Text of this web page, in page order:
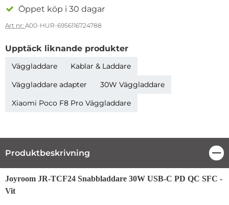
Öppet köp i 30 dagar
Art nr: A00-HUR-6956116724788
Upptäck liknande produkter
Väggladdare
Kablar & Laddare
Väggladdare adapter
30W Väggladdare
Xiaomi Poco F8 Pro Väggladdare
Produktbeskrivning
Produktbeskrivning
Joyroom JR-TCF24 Snabbladdare 30W USB-C PD QC SFC -
Vit